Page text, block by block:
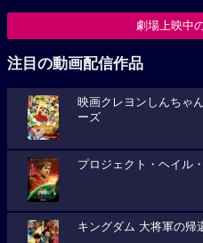
劇場上映中
注目の動画配信作品
映画クレヨンしんちゃ
ーズ
プロジェクト・ヘイル
キングダム 大将軍の帰